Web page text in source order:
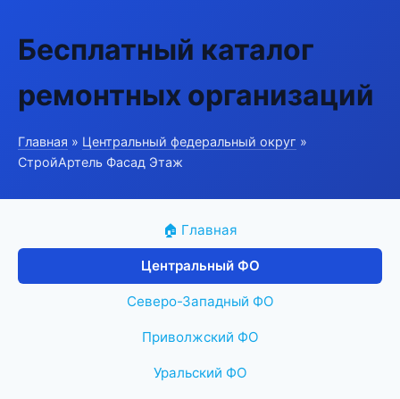
Бесплатный каталог
ремонтных организаций
Главная » Центральный федеральный округ »
СтройАртель Фасад Этаж
🏠 Главная
Центральный ФО
Северо-Западный ФО
Приволжский ФО
Уральский ФО